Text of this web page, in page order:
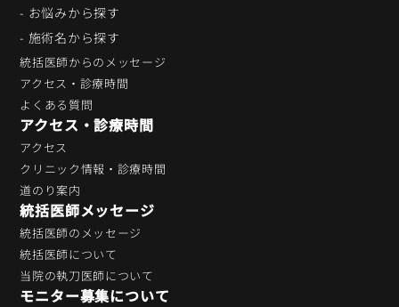
- お悩みから探す
- 施術名から探す
統括医師からのメッセージ
アクセス・診療時間
よくある質問
アクセス・診療時間
アクセス
クリニック情報・診療時間
道のり案内
統括医師メッセージ
統括医師のメッセージ
統括医師について
当院の執刀医師について
モニター募集について